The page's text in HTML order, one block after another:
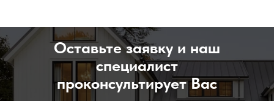
Оставьте заявку и наш
специалист
проконсультирует Вас